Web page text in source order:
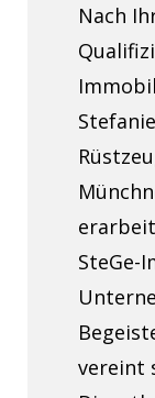
Nach
SteGe-
vereint